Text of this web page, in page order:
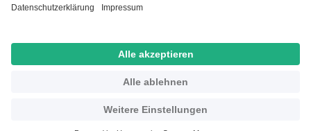
Datenschutz